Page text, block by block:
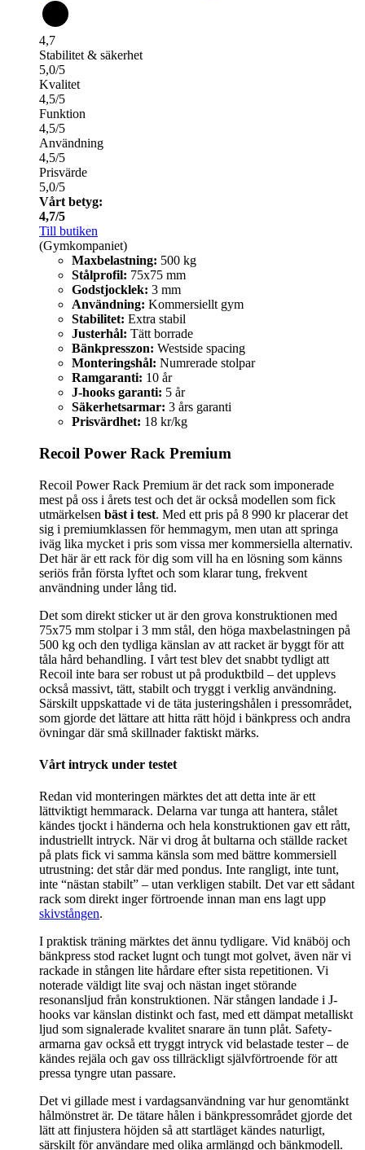
4,7
Stabilitet & säkerhet
5,0/5
Kvalitet
4,5/5
Funktion
4,5/5
Användning
4,5/5
Prisvärde
5,0/5
Vårt betyg:
4,7/5
Till butiken
(Gymkompaniet)
Maxbelastning: 500 kg
Stålprofil: 75x75 mm
Godstjocklek: 3 mm
Användning: Kommersiellt gym
Stabilitet: Extra stabil
Justerhål: Tätt borrade
Bänkpresszon: Westside spacing
Monteringshål: Numrerade stolpar
Ramgaranti: 10 år
J-hooks garanti: 5 år
Säkerhetsarmar: 3 års garanti
Prisvärdhet: 18 kr/kg
Recoil Power Rack Premium
Recoil Power Rack Premium är det rack som imponerade
mest på oss i årets test och det är också modellen som fick
utmärkelsen bäst i test. Med ett pris på 8 990 kr placerar det
sig i premiumklassen för hemmagym, men utan att springa
iväg lika mycket i pris som vissa mer kommersiella alternativ.
Det här är ett rack för dig som vill ha en lösning som känns
seriös från första lyftet och som klarar tung, frekvent
användning under lång tid.
Det som direkt sticker ut är den grova konstruktionen med
75x75 mm stolpar i 3 mm stål, den höga maxbelastningen på
500 kg och den tydliga känslan av att racket är byggt för att
tåla hård behandling. I vårt test blev det snabbt tydligt att
Recoil inte bara ser robust ut på produktbild – det upplevs
också massivt, tätt, stabilt och tryggt i verklig användning.
Särskilt uppskattade vi de täta justeringshålen i pressområdet,
som gjorde det lättare att hitta rätt höjd i bänkpress och andra
övningar där små skillnader faktiskt märks.
Vårt intryck under testet
Redan vid monteringen märktes det att detta inte är ett
lättviktigt hemmarack. Delarna var tunga att hantera, stålet
kändes tjockt i händerna och hela konstruktionen gav ett rått,
industriellt intryck. När vi drog åt bultarna och ställde racket
på plats fick vi samma känsla som med bättre kommersiell
utrustning: det står där med pondus. Inte rangligt, inte tunt,
inte “nästan stabilt” – utan verkligen stabilt. Det var ett sådant
rack som direkt inger förtroende innan man ens lagt upp
skivstången.
I praktisk träning märktes det ännu tydligare. Vid knäböj och
bänkpress stod racket lugnt och tungt mot golvet, även när vi
rackade in stången lite hårdare efter sista repetitionen. Vi
noterade väldigt lite svaj och nästan inget störande
resonansljud från konstruktionen. När stången landade i J-
hooks var känslan distinkt och fast, med ett dämpat metalliskt
ljud som signalerade kvalitet snarare än tunn plåt. Safety-
armarna gav också ett tryggt intryck vid belastade tester – de
kändes rejäla och gav oss tillräckligt självförtroende för att
pressa tyngre utan passare.
Det vi gillade mest i vardagsanvändning var hur genomtänkt
hålmönstret är. De tätare hålen i bänkpressområdet gjorde det
lätt att finjustera höjden så att startläget kändes naturligt,
särskilt för användare med olika armlängd och bänkmodell.